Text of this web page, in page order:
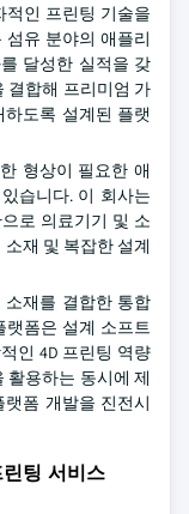
적인 프린팅 기술을
유 분야의 애플리
달성한 실적을 갖
결합해 프리미엄 가
도록 설계된 플랫
형상이 필요한 애
습니다. 이 회사는
로 의료기기 및 소
재 및 복잡한 설계
소재를 결합한 통합
랫폼은 설계 소프트
인 4D 프린팅 역량
활용하는 동시에 제
폼 개발을 진전시
팅 서비스